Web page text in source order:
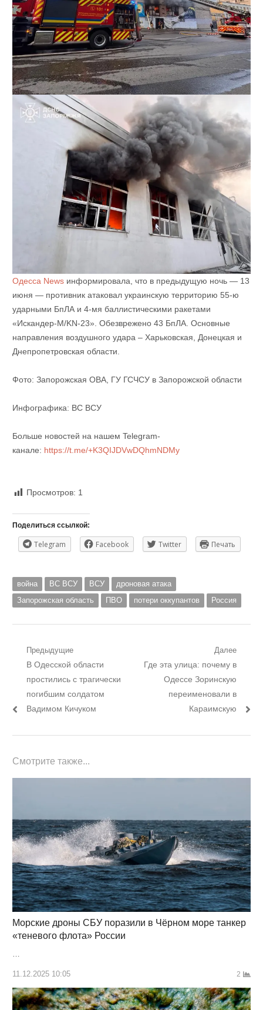
Одесса Newsинформировала, что в предыдущую ночь — 13
июня — противник атаковал украинскую территорию 55-ю
ударными БпЛА и 4-мя баллистическими ракетами
«Искандер-М/KN-23». Обезврежено 43 БпЛА. Основные
направления воздушного удара – Харьковская, Донецкая и
Днепропетровская области.
Фото: Запорожская ОВА, ГУ ГСЧСУ в Запорожской области
Инфографика: ВС ВСУ
Больше новостей на нашем Telegram-
канале: https://t.me/+K3QIJDVwDQhmNDMy
Просмотров: 1
Поделиться ссылкой:
Telegram Facebook Twitter Печать
война ВС ВСУ ВСУ
дроновая атака
Запорожская область
ПВО потери оккупантов Россия
Навигация
записям
Предыдущие
Предыдущий
пост:
В Одесской области
простились с трагически
погибшим солдатом
Вадимом Кичуком
Далее
Следующий
Где эта улица: почему в
Одессе Зоринскую
переименовали в
Караимскую
Смотрите также...
Морские дроны СБУ поразили в Чёрном море танкер
«теневого флота» России
…
11.12.2025 10:05 2